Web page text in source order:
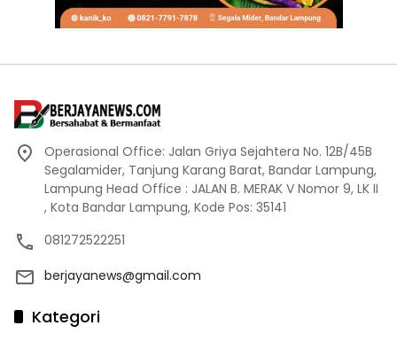
Operasional Office: Jalan Griya Sejahtera No. 12B/45B
Segalamider, Tanjung Karang Barat, Bandar Lampung,
Lampung Head Office : JALAN B. MERAK V Nomor 9, LK II
, Kota Bandar Lampung, Kode Pos: 35141
081272522251
berjayanews@gmail.com
Kategori